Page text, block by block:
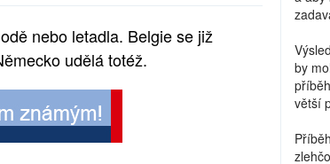
nebo letadla. Belgie se již
udělá totéž.
by
větší